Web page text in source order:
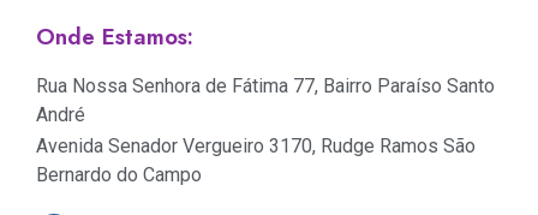
Onde Estamos:
Rua Nossa Senhora de Fátima 77, Bairro Paraíso Santo
André
Avenida Senador Vergueiro 3170, Rudge Ramos São
Bernardo do Campo